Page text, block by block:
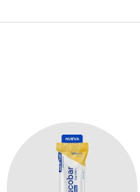
UN 5%
COPIAR CÓDIGO
InstagramTikTok